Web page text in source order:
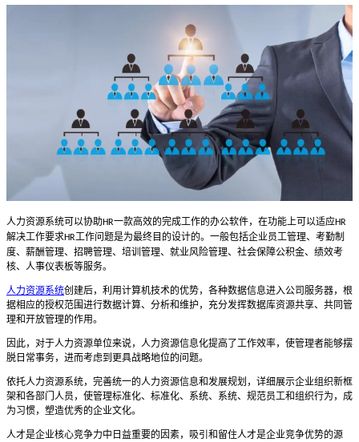
人力资源系统可以协助HR一款高效的完成工作的办公软件，在功能上可以适应HR
解决工作要求HR工作问题是为最终目的设计的。一般包括企业员工管理、考勤制
度、薪酬管理、招聘管理、培训管理、就业风险管理、社会保障公积金、绩效考
核、人事仪表板等服务。
人力资源系统创建后，利用计算机技术的优势，各种数据信息进入公司服务器，根
据相应的授权范围进行数据计算、分析和维护，充分发挥数据库资源共享、共同管
理和开放管理的作用。
因此，对于人力资源单位来说，人力资源信息化提高了工作效率，使管理者能够摆
脱日常事务，进而考虑到更具战略地位的问题。
依托人力资源系统，完善统一的人力资源信息和发展规划，详细展示企业组织新框
架和各部门人员，使管理标准化、标准化、系统、系统、规范员工和组织行为，成
为习惯，塑造优秀的企业文化。
人才是企业核心竞争力中日益重要的因素，吸引和留住人才是企业竞争优势的源